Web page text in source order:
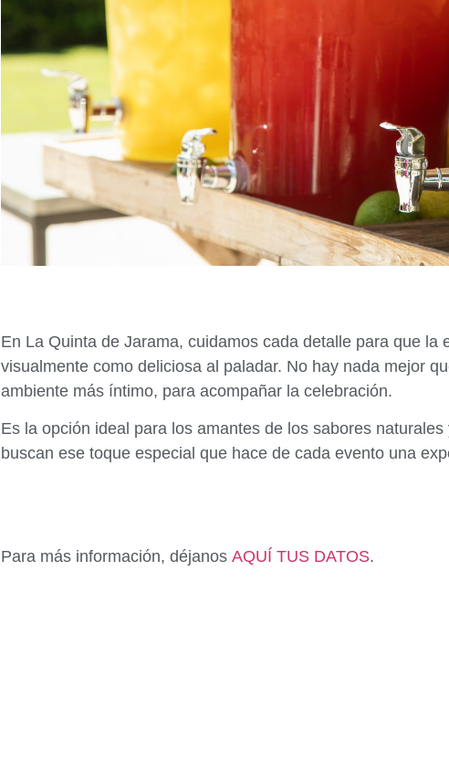
En La Quinta de Jarama, cuidamos cada detalle para que la
visualmente como deliciosa al paladar. No hay nada mejor
ambiente más íntimo, para acompañar la celebración.
Es la opción ideal para los amantes de los sabores
buscan ese toque especial que hace de cada evento una
Para más información, déjanos AQUÍ TUS DATOS.